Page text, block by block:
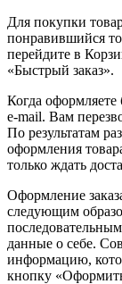
Для покупки
понравившийся
перейдите в
«Быстрый заказ».
Когда
e-mail. Вам
По результатам
оформления
только ждать
Оформление
следующим
данные о себе.
информацию,
кнопку